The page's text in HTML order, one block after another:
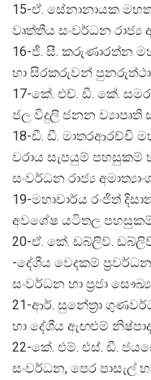
15-ඒ. සේනානායක
වෘත්තීය සංවර්ධන රාජ්‍ය
16-ජී. සී. කරුණාරත්න
හා සිරකරුවන්
17-කේ. එච්. ඩී. කේ.
ජල විදුලි ජනන ව්‍යාපෘති
18-ඩී. ඩී. මාතරආරච්චි
වරාය සැපයුම් පහසුකම්
සංවර්ධන රාජ්‍ය
19-මහාචාර්ය රංජිත්
අවශේෂ යටිතල පහසුකම්
20-ඒ. කේ. ඩබ්ලිව්.
-දේශීය වෙදකම්
සංවර්ධන හා ප්‍රජා සෞඛ්‍ය
21-ආර්. සුනේත්‍රා
හා දේශීය ඇඟළුම්
22-කේ. එම්. එස්. ඩී.
සංවර්ධන, පෙර පාසැල්